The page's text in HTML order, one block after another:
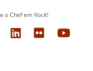
o Chef em Você!